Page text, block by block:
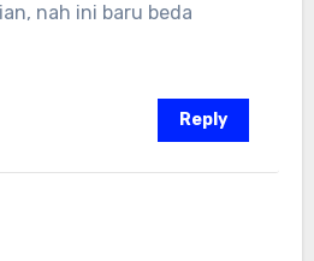
nah ini baru beda
Reply